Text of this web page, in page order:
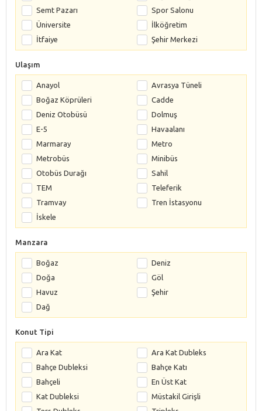
Semt Pazarı
Spor Salonu
Üniversite
İlköğretim
İtfaiye
Şehir Merkezi
Ulaşım
Anayol
Avrasya Tüneli
Boğaz Köprüleri
Cadde
Deniz Otobüsü
Dolmuş
E-5
Havaalanı
Marmaray
Metro
Metrobüs
Minibüs
Otobüs Durağı
Sahil
TEM
Teleferik
Tramvay
Tren İstasyonu
İskele
Manzara
Boğaz
Deniz
Doğa
Göl
Havuz
Şehir
Dağ
Konut Tipi
Ara Kat
Ara Kat Dubleks
Bahçe Dubleksi
Bahçe Katı
Bahçeli
En Üst Kat
Kat Dubleksi
Müstakil Girişli